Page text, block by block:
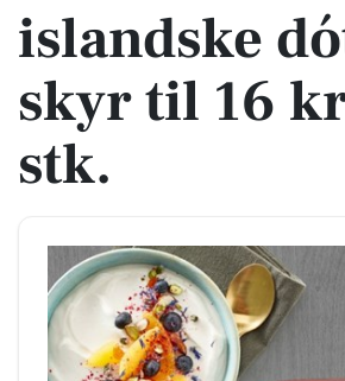
islandske
skyr til 16
stk.